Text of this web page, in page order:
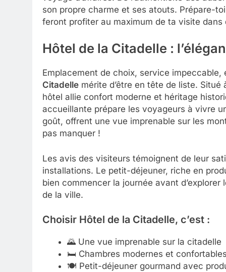
son propre charme et ses atouts. Prépare-
feront profiter au maximum de ta visite dans
Hôtel de la Citadelle :
Emplacement de choix, service impeccable,
Citadelle mérite d’être en tête de liste.
hôtel allie confort moderne et héritage
accueillante prépare les voyageurs à vivre
goût, offrent une vue imprenable sur les
pas manquer !
Les avis des visiteurs témoignent de leur
installations. Le petit-déjeuner, riche en
bien commencer la journée avant
de la ville.
Choisir Hôtel de la Citadelle, c’est :
🌄 Une vue imprenable sur la citadelle
🛏️ Chambres modernes et confortables
🍽️ Petit-déjeuner gourmand avec